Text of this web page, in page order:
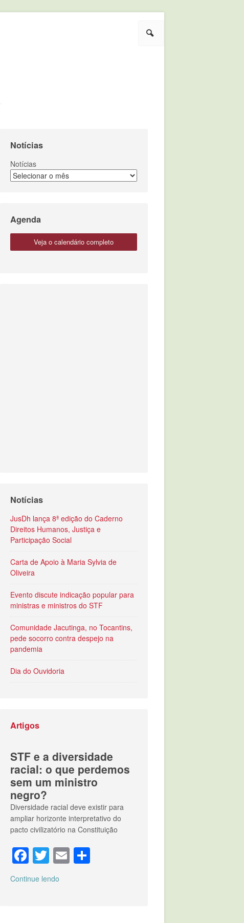
Pesquisar
Notícias
Notícias
Agenda
veja o calendário completo
Notícias
JusDh lança 8ª edição do Caderno
Direitos Humanos, Justiça e
Participação Social
Carta de Apoio à Maria Sylvia de
Oliveira
Evento discute indicação popular para
ministras e ministros do STF
Comunidade Jacutinga, no Tocantins,
pede socorro contra despejo na
pandemia
Dia do Ouvidoria
Artigos
STF e a diversidade
racial: o que perdemos
sem um ministro
negro?
Diversidade racial deve existir para
ampliar horizonte interpretativo do
pacto civilizatório na Constituição
Facebook
Twitter
EmailCompartilhar
Continue lendo